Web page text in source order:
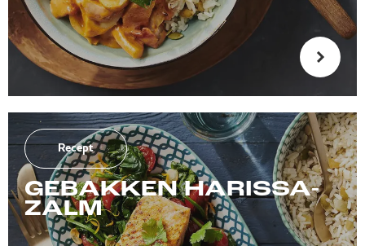
Recept
GEBAKKEN HARISSA-
ZALM